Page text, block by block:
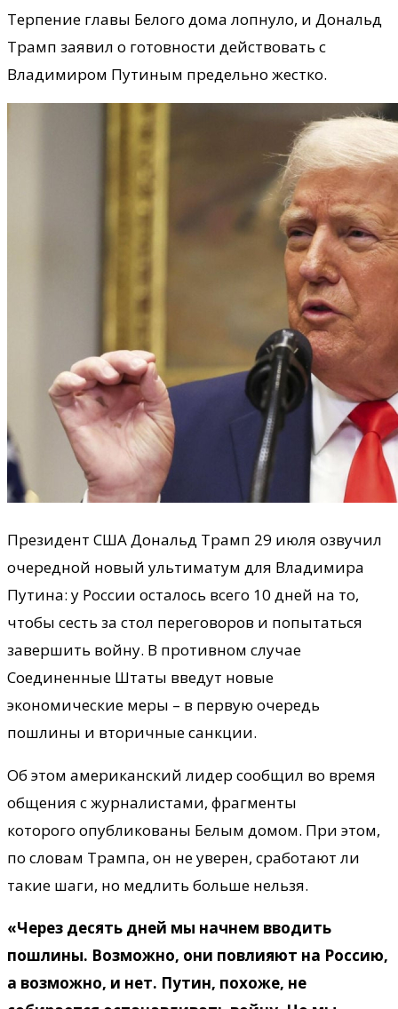
Терпение главы Белого дома лопнуло, и Дональд
Трамп заявил о готовности действовать с
Владимиром Путиным предельно жестко.
Президент США Дональд Трамп 29 июля озвучил
очередной новый ультиматум для Владимира
Путина: у России осталось всего 10 дней на то,
чтобы сесть за стол переговоров и попытаться
завершить войну. В противном случае
Соединенные Штаты введут новые
экономические меры – в первую очередь
пошлины и вторичные санкции.
Об этом американский лидер сообщил во время
общения с журналистами, фрагменты
которого опубликованы Белым домом. При этом,
по словам Трампа, он не уверен, сработают ли
такие шаги, но медлить больше нельзя.
«Через десять дней мы начнем вводить
пошлины. Возможно, они повлияют на Россию,
а возможно, и нет. Путин, похоже, не